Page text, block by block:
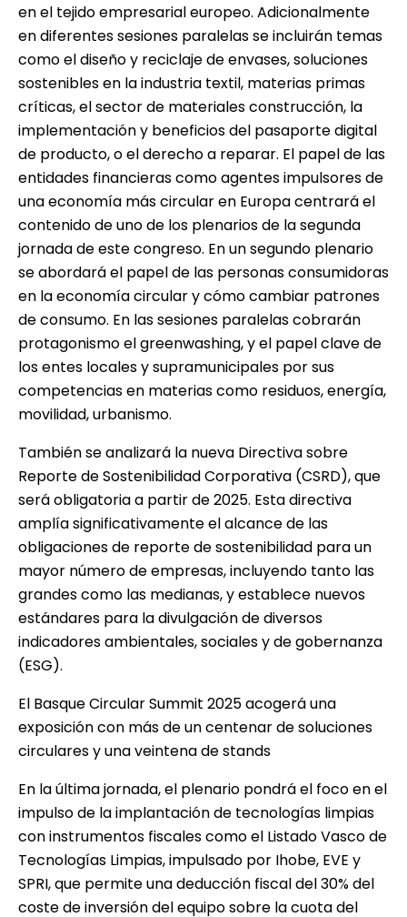
en el tejido empresarial europeo. Adicionalmente
en diferentes sesiones paralelas se incluirán temas
como el diseño y reciclaje de envases, soluciones
sostenibles en la industria textil, materias primas
críticas, el sector de materiales construcción, la
implementación y beneficios del pasaporte digital
de producto, o el derecho a reparar. El papel de las
entidades financieras como agentes impulsores de
una economía más circular en Europa centrará el
contenido de uno de los plenarios de la segunda
jornada de este congreso. En un segundo plenario
se abordará el papel de las personas consumidoras
en la economía circular y cómo cambiar patrones
de consumo. En las sesiones paralelas cobrarán
protagonismo el greenwashing, y el papel clave de
los entes locales y supramunicipales por sus
competencias en materias como residuos, energía,
movilidad, urbanismo.
También se analizará la nueva Directiva sobre
Reporte de Sostenibilidad Corporativa (CSRD), que
será obligatoria a partir de 2025. Esta directiva
amplía significativamente el alcance de las
obligaciones de reporte de sostenibilidad para un
mayor número de empresas, incluyendo tanto las
grandes como las medianas, y establece nuevos
estándares para la divulgación de diversos
indicadores ambientales, sociales y de gobernanza
(ESG).
El Basque Circular Summit 2025 acogerá una
exposición con más de un centenar de soluciones
circulares y una veintena de stands
En la última jornada, el plenario pondrá el foco en el
impulso de la implantación de tecnologías limpias
con instrumentos fiscales como el Listado Vasco de
Tecnologías Limpias, impulsado por Ihobe, EVE y
SPRI, que permite una deducción fiscal del 30% del
coste de inversión del equipo sobre la cuota del